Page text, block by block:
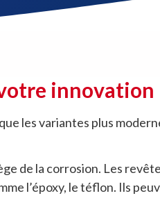
innovation
les variantes plus
de la corrosion. Les
l’époxy, le téflon. Ils